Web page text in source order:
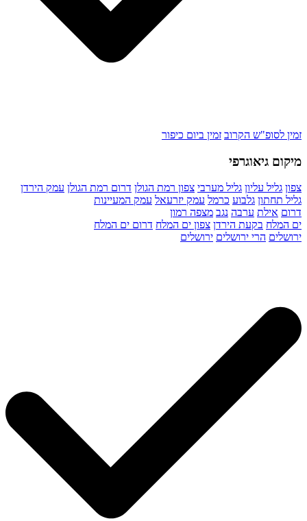
זמין לסופ"ש הקרוב זמין ביום כיפור
מיקום גיאוגרפי
צפון גליל עליון גליל מערבי צפון רמת הגולן דרום רמת הגולן עמק הירדן
גליל תחתון גלבוע כרמל עמק יזרעאל עמק המעיינות
דרום אילת ערבה נגב מצפה רמון
ים המלח בקעת הירדן צפון ים המלח דרום ים המלח
ירושלים הרי ירושלים ירושלים